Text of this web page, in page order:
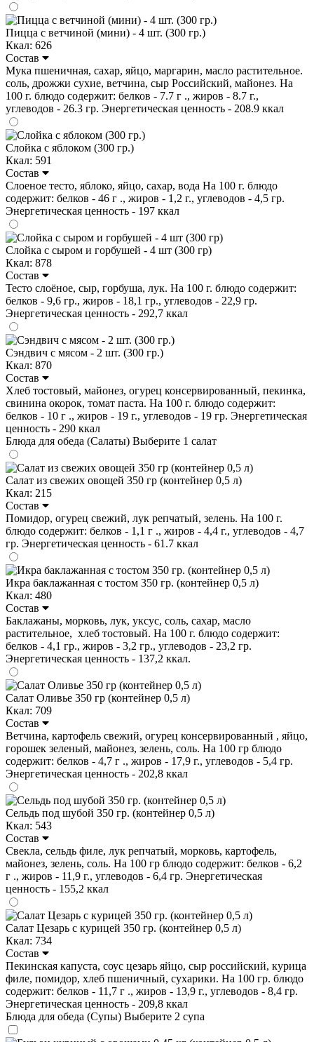
Пицца с ветчиной (мини) - 4 шт. (300 гр.)
Ккал: 626
Состав
Мука пшеничная, сахар, яйцо, маргарин, масло растительное.
соль, дрожжи сухие, ветчина, сыр Российский, майонез. На
100 г. блюдо содержит: белков - 7.7 г ., жиров - 8.7 г.,
углеводов - 26.3 гр. Энергетическая ценность - 208.9 ккал
Слойка с яблоком (300 гр.)
Ккал: 591
Состав
Слоеное тесто, яблоко, яйцо, сахар, вода На 100 г. блюдо
содержит: белков - 46 г ., жиров - 1,2 г., углеводов - 4,5 гр.
Энергетическая ценность - 197 ккал
Слойка с сыром и горбушей - 4 шт (300 гр)
Ккал: 878
Состав
Тесто слоёное, сыр, горбуша, лук. На 100 г. блюдо содержит:
белков - 9,6 гр., жиров - 18,1 гр., углеводов - 22,9 гр.
Энергетическая ценность - 292,7 ккал
Сэндвич с мясом - 2 шт. (300 гр.)
Ккал: 870
Состав
Хлеб тостовый, майонез, огурец консервированный, пекинка,
свинина окорок, томат паста. На 100 г. блюдо содержит:
белков - 10 г ., жиров - 19 г., углеводов - 19 гр. Энергетическая
ценность - 290 ккал
Блюда для обеда (Салаты) Выберите 1 салат
Салат из свежих овощей 350 гр (контейнер 0,5 л)
Ккал: 215
Состав
Помидор, огурец свежий, лук репчатый, зелень. На 100 г.
блюдо содержит: белков - 1,1 г ., жиров - 4,4 г., углеводов - 4,7
гр. Энергетическая ценность - 61.7 ккал
Икра баклажанная с тостом 350 гр. (контейнер 0,5 л)
Ккал: 480
Состав
Баклажаны, морковь, лук, уксус, соль, сахар, масло
растительное, хлеб тостовый. На 100 г. блюдо содержит:
белков - 4,1 гр., жиров - 3,2 гр., углеводов - 23,2 гр.
Энергетическая ценность - 137,2 ккал.
Салат Оливье 350 гр (контейнер 0,5 л)
Ккал: 709
Состав
Ветчина, картофель свежий, огурец консервированный , яйцо,
горошек зеленый, майонез, зелень, соль. На 100 гр блюдо
содержит: белков - 4,7 г ., жиров - 17,9 г., углеводов - 5,4 гр.
Энергетическая ценность - 202,8 ккал
Сельдь под шубой 350 гр. (контейнер 0,5 л)
Ккал: 543
Состав
Свекла, сельдь филе, лук репчатый, морковь, картофель,
майонез, зелень, соль. На 100 гр блюдо содержит: белков - 6,2
г ., жиров - 11,9 г., углеводов - 6,4 гр. Энергетическая
ценность - 155,2 ккал
Салат Цезарь с курицей 350 гр. (контейнер 0,5 л)
Ккал: 734
Состав
Пекинская капуста, соус цезарь яйцо, сыр российский, курица
филе, помидор, хлеб пшеничный, сухарики. На 100 гр. блюдо
содержит: белков - 11,7 г ., жиров - 13,9 г., углеводов - 8,4 гр.
Энергетическая ценность - 209,8 ккал
Блюда для обеда (Супы) Выберите 2 супа